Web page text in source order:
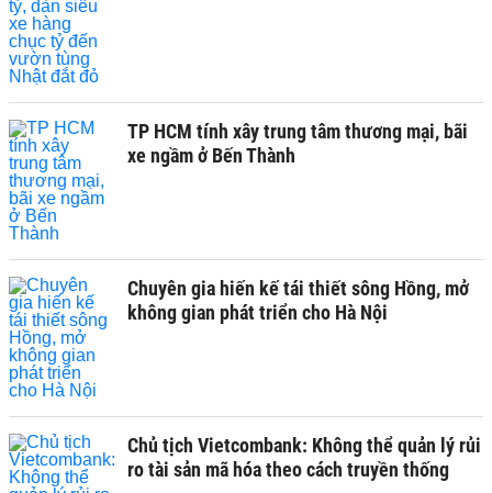
TP HCM tính xây trung tâm thương mại, bãi
xe ngầm ở Bến Thành
Chuyên gia hiến kế tái thiết sông Hồng, mở
không gian phát triển cho Hà Nội
Chủ tịch Vietcombank: Không thể quản lý rủi
ro tài sản mã hóa theo cách truyền thống